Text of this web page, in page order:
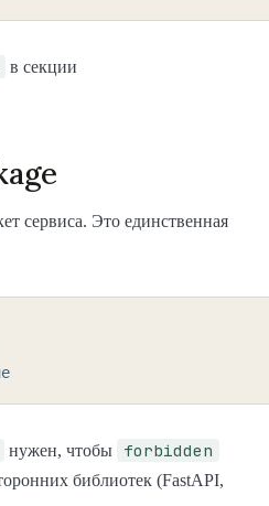
в секции
сервиса. Это единственная
нужен, чтобы forbidden
библиотек (FastAPI,